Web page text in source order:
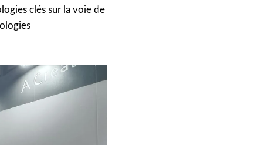
clés sur la voie de